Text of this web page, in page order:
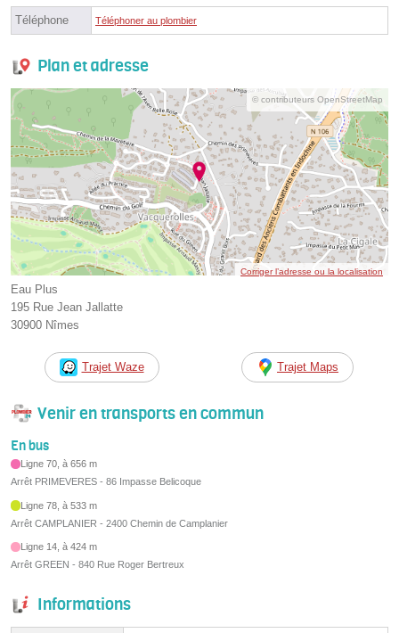
Téléphone Téléphoner au plombier
Plan et adresse
© contributeurs OpenStreetMap
Corriger l’adresse ou la localisation
Eau Plus
195 Rue Jean Jallatte
30900 Nîmes
Trajet Waze Trajet Maps
Venir en transports en commun
En bus
Ligne 70, à 656 m
Arrêt PRIMEVERES - 86 Impasse Belicoque
Ligne 78, à 533 m
Arrêt CAMPLANIER - 2400 Chemin de Camplanier
Ligne 14, à 424 m
Arrêt GREEN - 840 Rue Roger Bertreux
Informations